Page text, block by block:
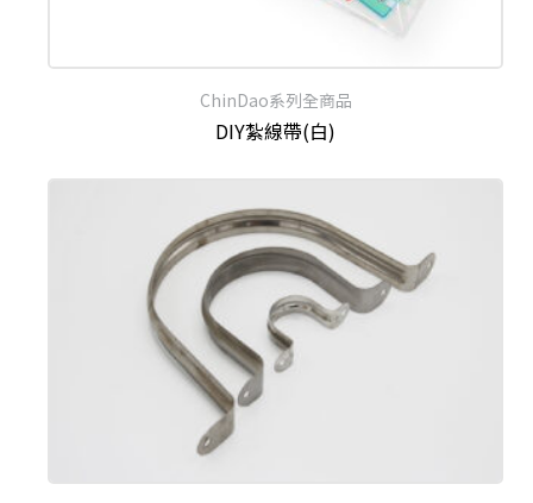
ChinDao系列全商品
DIY紮線帶(白)